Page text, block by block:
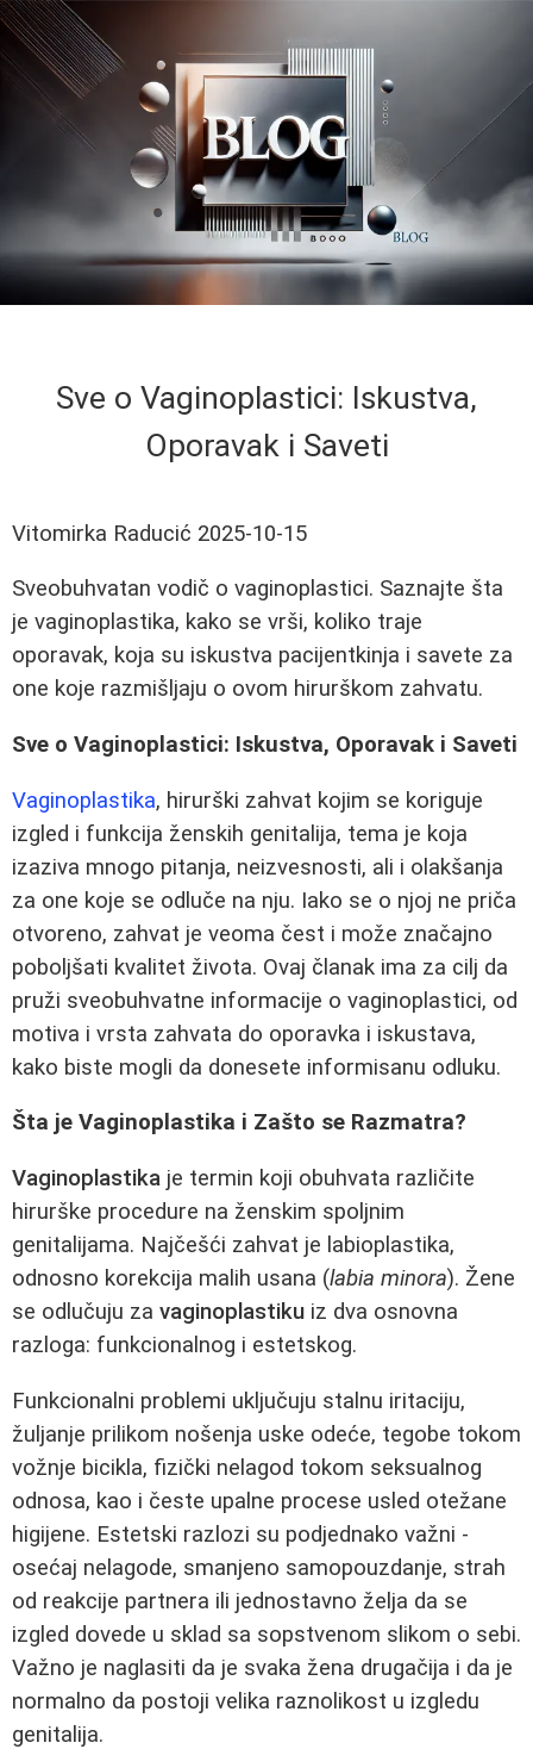
Sve o Vaginoplastici: Iskustva,
Oporavak i Saveti
Vitomirka Raducić 2025-10-15
Sveobuhvatan vodič o vaginoplastici. Saznajte šta
je vaginoplastika, kako se vrši, koliko traje
oporavak, koja su iskustva pacijentkinja i savete za
one koje razmišljaju o ovom hirurškom zahvatu.
Sve o Vaginoplastici: Iskustva, Oporavak i Saveti
Vaginoplastika, hirurški zahvat kojim se koriguje
izgled i funkcija ženskih genitalija, tema je koja
izaziva mnogo pitanja, neizvesnosti, ali i olakšanja
za one koje se odluče na nju. Iako se o njoj ne priča
otvoreno, zahvat je veoma čest i može značajno
poboljšati kvalitet života. Ovaj članak ima za cilj da
pruži sveobuhvatne informacije o vaginoplastici, od
motiva i vrsta zahvata do oporavka i iskustava,
kako biste mogli da donesete informisanu odluku.
Šta je Vaginoplastika i Zašto se Razmatra?
Vaginoplastika je termin koji obuhvata različite
hirurške procedure na ženskim spoljnim
genitalijama. Najčešći zahvat je labioplastika,
odnosno korekcija malih usana (labia minora). Žene
se odlučuju za vaginoplastiku iz dva osnovna
razloga: funkcionalnog i estetskog.
Funkcionalni problemi uključuju stalnu iritaciju,
žuljanje prilikom nošenja uske odeće, tegobe tokom
vožnje bicikla, fizički nelagod tokom seksualnog
odnosa, kao i česte upalne procese usled otežane
higijene. Estetski razlozi su podjednako važni -
osećaj nelagode, smanjeno samopouzdanje, strah
od reakcije partnera ili jednostavno želja da se
izgled dovede u sklad sa sopstvenom slikom o sebi.
Važno je naglasiti da je svaka žena drugačija i da je
normalno da postoji velika raznolikost u izgledu
genitalija.